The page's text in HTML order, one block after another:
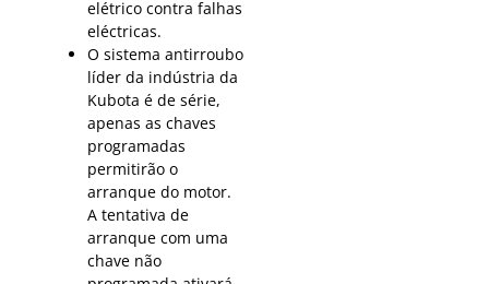
elétrico contra falhas
eléctricas.
O sistema antirroubo
líder da indústria da
Kubota é de série,
apenas as chaves
programadas
permitirão o
arranque do motor.
A tentativa de
arranque com uma
chave não